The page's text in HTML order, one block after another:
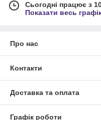
Сьогодні працює з
Показати весь
Про нас
Контакти
Доставка та оплата
Графік роботи